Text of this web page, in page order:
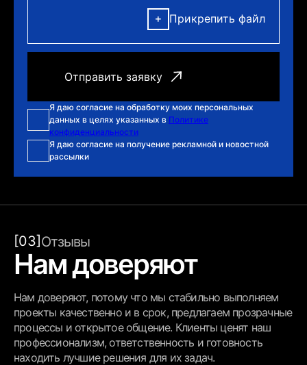
Прикрепить файл
Я даю согласие на обработку моих персональных
данных в целях указанных в Политике
конфиденциальности
Я даю согласие на получение рекламной и новостной
рассылки
[03]Отзывы
Нам доверяют
Нам доверяют, потому что мы стабильно выполняем
проекты качественно и в срок, предлагаем прозрачные
процессы и открытое общение. Клиенты ценят наш
профессионализм, ответственность и готовность
находить лучшие решения для их задач.